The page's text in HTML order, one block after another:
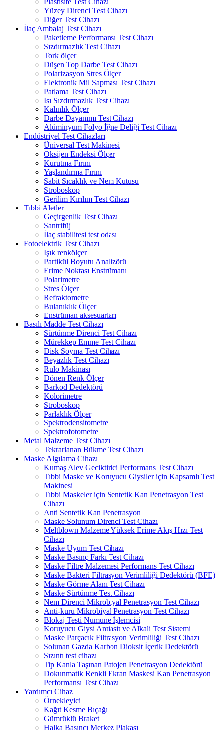
Yüzey Direnci Test Cihazı
Diğer Test Cihazı
İlaç Ambalaj Test Cihazı
Paketleme Performansı Test Cihazı
Sızdırmazlık Test Cihazı
Tork ölçer
Düşen Top Darbe Test Cihazı
Polarizasyon Stres Ölçer
Elektronik Mil Sapması Test Cihazı
Patlama Test Cihazı
Isı Sızdırmazlık Test Cihazı
Kalınlık Ölçer
Darbe Dayanımı Test Cihazı
Alüminyum Folyo İğne Deliği Test Cihazı
Endüstriyel Test Cihazları
Üniversal Test Makinesi
Oksijen Endeksi Ölçer
Kurutma Fırını
Yaşlandırma Fırını
Sabit Sıcaklık ve Nem Kutusu
Stroboskop
Gerilim Kırılım Test Cihazı
Tıbbi Aletler
Geçirgenlik Test Cihazı
Santrifüj
İlaç stabilitesi test odası
Fotoelektrik Test Cihazı
Işık renkölçer
Partikül Boyutu Analizörü
Erime Noktası Enstrümanı
Polarimetre
Stres Ölçer
Refraktometre
Bulanıklık Ölçer
Enstrüman aksesuarları
Basılı Madde Test Cihazı
Sürtünme Direnci Test Cihazı
Mürekkep Emme Test Cihazı
Disk Soyma Test Cihazı
Beyazlık Test Cihazı
Rulo Makinası
Dönen Renk Ölçer
Barkod Dedektörü
Kolorimetre
Stroboskop
Parlaklık Ölçer
Spektrodensitometre
Spektrofotometre
Metal Malzeme Test Cihazı
Tekrarlanan Bükme Test Cihazı
Maske Algılama Cihazı
Kumaş Alev Geciktirici Performans Test Cihazı
Tıbbi Maske ve Koruyucu Giysiler için Kapsamlı Test
Makinesi
Tıbbi Maskeler için Sentetik Kan Penetrasyon Test
Cihazı
Anti Sentetik Kan Penetrasyon
Maske Solunum Direnci Test Cihazı
Meltblown Malzeme Yüksek Erime Akış Hızı Test
Cihazı
Maske Uyum Test Cihazı
Maske Basınç Farkı Test Cihazı
Maske Filtre Malzemesi Performans Test Cihazı
Maske Bakteri Filtrasyon Verimliliği Dedektörü (BFE)
Maske Görme Alanı Test Cihazı
Maske Sürtünme Test Cihazı
Nem Direnci Mikrobiyal Penetrasyon Test Cihazı
Anti-kuru Mikrobiyal Penetrasyon Test Cihazı
Blokaj Testi Numune İşlemcisi
Koruyucu Giysi Antiasit ve Alkali Test Sistemi
Maske Parçacık Filtrasyon Verimliliği Test Cihazı
Solunan Gazda Karbon Dioksit İçerik Dedektörü
Sızıntı test cihazı
Tip Kanla Taşınan Patojen Penetrasyon Dedektörü
Dokunmatik Renkli Ekran Maskesi Kan Penetrasyon
Performansı Test Cihazı
Yardımcı Cihaz
Örnekleyici
Kağıt Kesme Bıçağı
Gümrüklü Braket
Halka Basıncı Merkez Plakası